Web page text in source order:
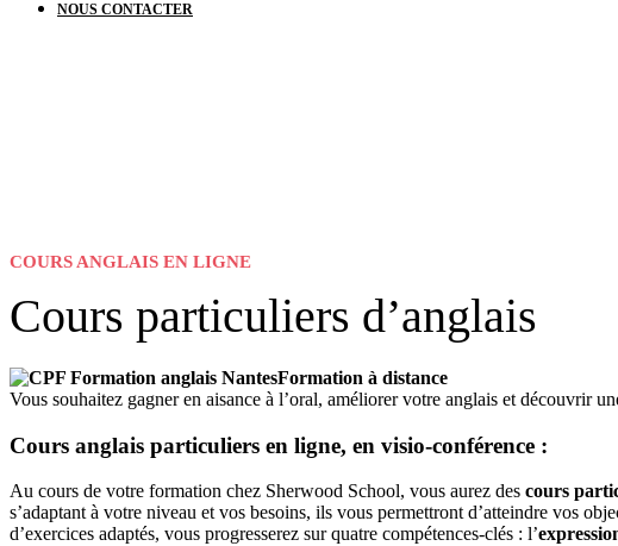
NOUS CONTACTER
COURS ANGLAIS EN LIGNE
Cours particuliers d’anglais
Formation à distance
Vous souhaitez gagner en aisance à l’oral, améliorer votre anglais et découvrir
Cours anglais particuliers en ligne, en visio-conférence :
Au cours de votre formation chez Sherwood School, vous aurez des cours
s’adaptant à votre niveau et vos besoins, ils vous permettront d’atteindre vos
d’exercices adaptés, vous progresserez sur quatre compétences-clés : l’